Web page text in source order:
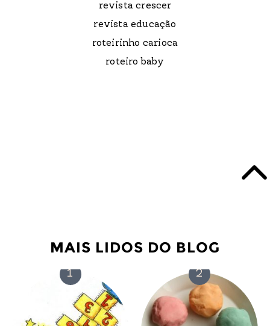
revista crescer
revista educação
roteirinho carioca
roteiro baby
MAIS LIDOS DO BLOG